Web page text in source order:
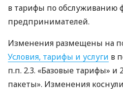
в тарифы по обслуживанию
предпринимателей.
Изменения размещены на
Условия, тарифы и услуги в
п.п. 2.3. «Базовые тарифы» и
пакеты». Изменения